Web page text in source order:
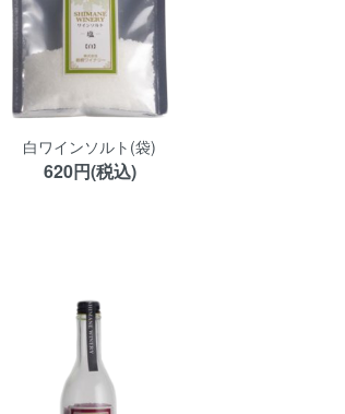
白ワインソルト(袋)
620円(税込)